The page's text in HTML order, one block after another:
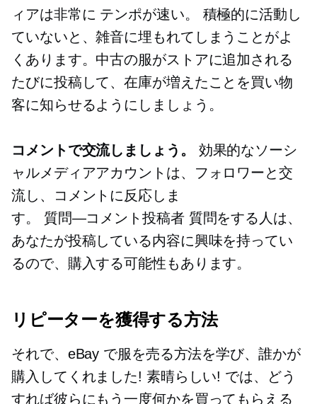
ィアは非常に テンポが速い。
積極的に活動し
ていないと、雑音に埋もれてしまうことがよ
くあります。中古の服がストアに追加される
たびに投稿して、在庫が増えたことを買い物
客に知らせるようにしましょう。
コメントで交流しましょう。 効果的なソーシ
ャルメディアアカウントは、フォロワーと交
流し、コメントに反応しま
す。 質問—コメント投稿者質問をする人は、
あなたが投稿している内容に興味を持ってい
るので、購入する可能性もあります。
リピーターを獲得する方法
それで、eBay で服を売る方法を学び、誰かが
購入してくれました! 素晴らしい! では、どう
すれば彼らにもう一度何かを買ってもらえる